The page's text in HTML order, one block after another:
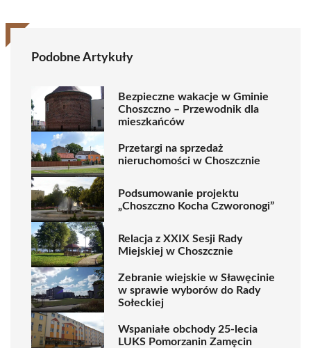
Podobne Artykuły
Bezpieczne wakacje w Gminie
Choszczno – Przewodnik dla
mieszkańców
Przetargi na sprzedaż
nieruchomości w Choszcznie
Podsumowanie projektu
„Choszczno Kocha Czworonogi”
Relacja z XXIX Sesji Rady
Miejskiej w Choszcznie
Zebranie wiejskie w Sławęcinie
w sprawie wyborów do Rady
Sołeckiej
Wspaniałe obchody 25-lecia
LUKS Pomorzanin Zamęcin